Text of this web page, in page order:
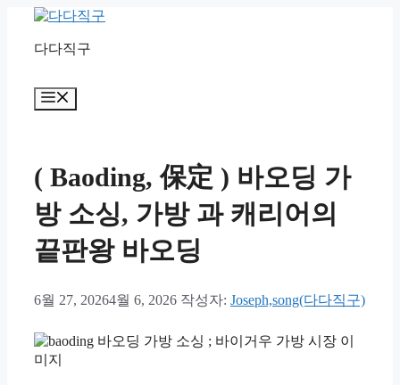
다다직구
( Baoding, 保定 ) 바오딩 가
방 소싱, 가방 과 캐리어의
끝판왕 바오딩
6월 27, 20264월 6, 2026 작성자: Joseph,song(다다직구)